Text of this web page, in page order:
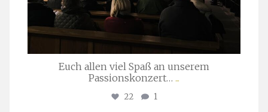
Euch allen viel Spaß an unserem
Passionskonzert… ...
22 1